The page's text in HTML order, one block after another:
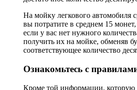
На мойку легкового автомобиля
вы потратите в среднем 15
если у вас нет нужного
получить их на мойке, обменяв
соответствующее количество
Ознакомьтесь с
Кроме той информации, которую